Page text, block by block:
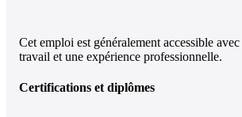
Cet emploi est généralement accessible
travail et une expérience professionnelle.
Certifications et diplômes